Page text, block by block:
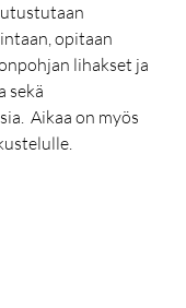
opitaan
lihakset ja
sekä
Aikaa on myös